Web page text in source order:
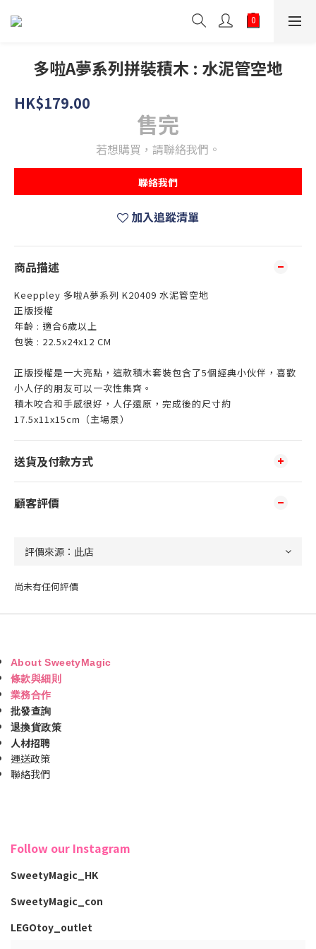
多啦A夢系列拼裝積木 : 水泥管空地
HK$179.00
售完
若想購買，請聯絡我們。
聯絡我們
加入追蹤清單
商品描述
Keeppley 多啦A夢系列 K20409 水泥管空地
正版授權
年齡 : 適合6歲以上
包裝 : 22.5x24x12 CM
正版授權是一大亮點，這款積木套裝包含了5個經典小伙伴，喜歡
小人仔的朋友可以一次性集齊。
積木咬合和手感很好，人仔還原，完成後的尺寸約
17.5x11x15cm（主場景）
送貨及付款方式
顧客評價
尚未有任何評價
About SweetyMagic
條款與細則
業務合作
批發查詢
退換貨政策
人材招聘
運送政策
聯絡我們
Follow our Instagram
SweetyMagic_HK
SweetyMagic_con
LEGOtoy_outlet